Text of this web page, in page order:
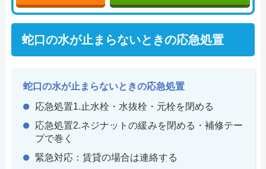
蛇口の水が止まらないときの応急処置
蛇口の水が止まらないときの応急処置
応急処置1.止水栓・水抜栓・元栓を閉める
応急処置2.ネジナットの緩みを閉める・補修テー
プで巻く
緊急対応：賃貸の場合は連絡する